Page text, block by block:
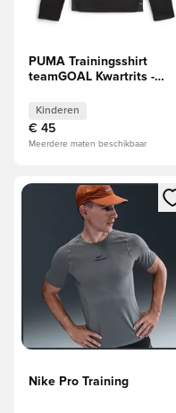
PUMA Trainingsshirt
teamGOAL Kwartrits -
Kinderen
€ 45
Meerdere maten beschikbaar
Opent een venster om
Nike Pro Training